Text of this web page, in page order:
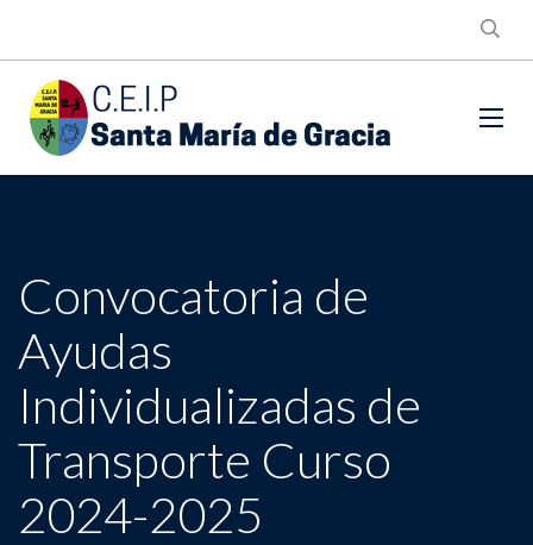
Convocatoria de
Ayudas
Individualizadas de
Transporte Curso
2024-2025